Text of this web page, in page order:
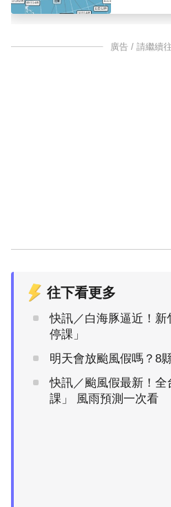
廣告 / 請繼續
往下看更多
快訊／白海豚逼近！
停課」
明天會放颱風假嗎？8
快訊／颱風假最新！全
課」 風雨預測一次看